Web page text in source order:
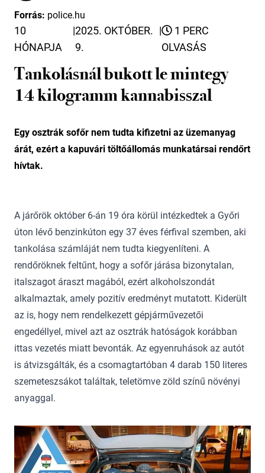
Forrás: police.hu
10
HÓNAPJA
|2025. OKTÓBER.
9.
|
1 PERC
OLVASÁS
Tankolásnál bukott le mintegy
14 kilogramm kannabisszal
Egy osztrák sofőr nem tudta kifizetni az üzemanyag
árát, ezért a kapuvári töltőállomás munkatársai rendőrt
hívtak.
A járőrök október 6-án 19 óra körül intézkedtek a Győri
úton lévő benzinkúton egy 37 éves férfival szemben, aki
tankolása számláját nem tudta kiegyenlíteni. A
rendőröknek feltűnt, hogy a sofőr járása bizonytalan,
italszagot áraszt magából, ezért alkoholszondát
alkalmaztak, amely pozitív eredményt mutatott. Kiderült
az is, hogy nem rendelkezett gépjárművezetői
engedéllyel, mivel azt az osztrák hatóságok korábban
ittas vezetés miatt bevonták. Az egyenruhások az autót
is átvizsgálták, és a csomagtartóban 4 darab 150 literes
szemeteszsákot találtak, teletömve zöld színű növényi
anyaggal.